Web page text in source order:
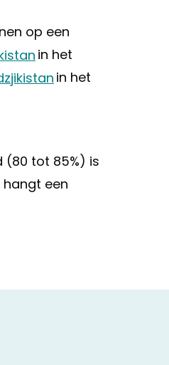
op een
in het
in het
(80 tot 85%) is
hangt een